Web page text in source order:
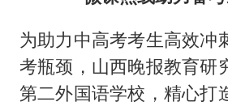
为助力中高考考生高效冲
考瓶颈，山西晚报教育研
第二外国语学校，精心打